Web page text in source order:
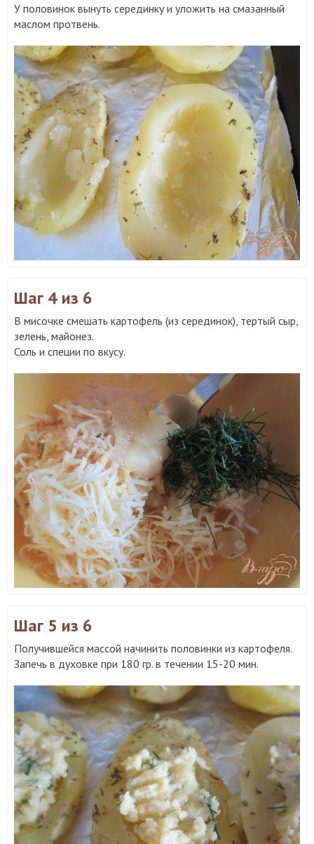
У половинок вынуть серединку и уложить на смазанный
маслом протвень.
Шаг 4 из 6
В мисочке смешать картофель (из серединок), тертый сыр,
зелень, майонез.
Соль и специи по вкусу.
Шаг 5 из 6
Получившейся массой начинить половинки из картофеля.
Запечь в духовке при 180 гр. в течении 15-20 мин.